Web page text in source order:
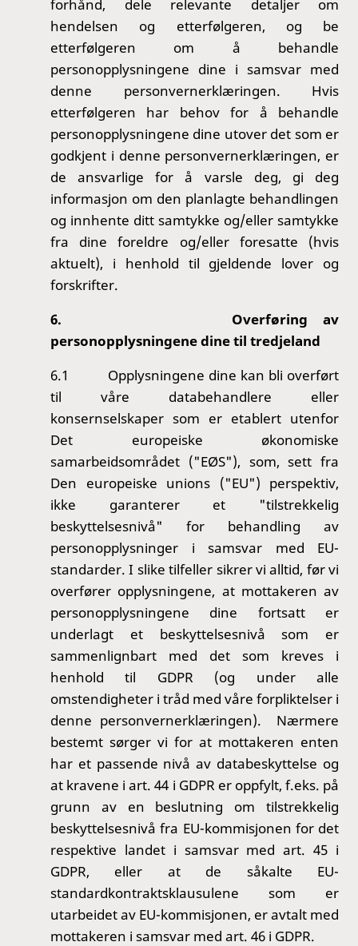
forhånd, dele relevante detaljer om
hendelsen og etterfølgeren, og be
etterfølgeren om å behandle
personopplysningene dine i samsvar med
denne personvernerklæringen. Hvis
etterfølgeren har behov for å behandle
personopplysningene dine utover det som er
godkjent i denne personvernerklæringen, er
de ansvarlige for å varsle deg, gi deg
informasjon om den planlagte behandlingen
og innhente ditt samtykke og/eller samtykke
fra dine foreldre og/eller foresatte (hvis
aktuelt), i henhold til gjeldende lover og
forskrifter.
6.
Overføring av
personopplysningene dine til tredjeland
6.1 Opplysningene dine kan bli overført
til våre databehandlere eller
konsernselskaper som er etablert utenfor
Det europeiske økonomiske
samarbeidsområdet ("EØS"), som, sett fra
Den europeiske unions ("EU") perspektiv,
ikke garanterer et "tilstrekkelig
beskyttelsesnivå" for behandling av
personopplysninger i samsvar med EU-
standarder. I slike tilfeller sikrer vi alltid, før vi
overfører opplysningene, at mottakeren av
personopplysningene dine fortsatt er
underlagt et beskyttelsesnivå som er
sammenlignbart med det som kreves i
henhold til GDPR (og under alle
omstendigheter i tråd med våre forpliktelser i
denne personvernerklæringen). Nærmere
bestemt sørger vi for at mottakeren enten
har et passende nivå av databeskyttelse og
at kravene i art. 44 i GDPR er oppfylt, f.eks. på
grunn av en beslutning om tilstrekkelig
beskyttelsesnivå fra EU-kommisjonen for det
respektive landet i samsvar med art. 45 i
GDPR, eller at de såkalte EU-
standardkontraktsklausulene som er
utarbeidet av EU-kommisjonen, er avtalt med
mottakeren i samsvar med art. 46 i GDPR.